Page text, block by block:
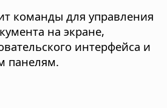
команды для управления
на экране,
интерфейса и
панелям.